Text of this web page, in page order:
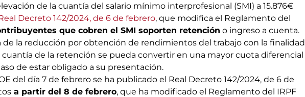
de la cuantía del salario mínimo interprofesional (SMI) a 15.876€
Decreto 142/2024, de 6 de febrero, que modifica el Reglamento del
que cobren el SMI soporten retención o ingreso a cuenta.
de la reducción por obtención de rendimientos del trabajo con la finalidad
cuantía de la retención se pueda convertir en una mayor cuota diferencial
de estar obligado a su presentación.
del día 7 de febrero se ha publicado el Real Decreto 142/2024, de 6 de
a partir del 8 de febrero, que ha modificado el Reglamento del IRPF